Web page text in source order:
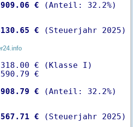
€
€ (Steuerjahr 2025)
€ (Klasse I)
€
€
€ (Steuerjahr 2025)